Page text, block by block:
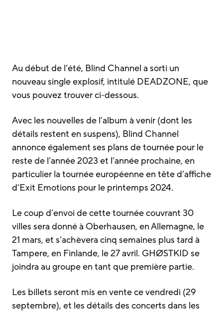
Au début de l’été, Blind Channel a sorti un
nouveau single explosif, intitulé DEADZONE, que
vous pouvez trouver ci-dessous.
Avec les nouvelles de l’album à venir (dont les
détails restent en suspens), Blind Channel
annonce également ses plans de tournée pour le
reste de l’année 2023 et l’année prochaine, en
particulier la tournée européenne en tête d’affiche
d’Exit Emotions pour le printemps 2024.
Le coup d’envoi de cette tournée couvrant 30
villes sera donné à Oberhausen, en Allemagne, le
21 mars, et s’achèvera cinq semaines plus tard à
Tampere, en Finlande, le 27 avril. GHØSTKID se
joindra au groupe en tant que première partie.
Les billets seront mis en vente ce vendredi (29
septembre), et les détails des concerts dans les